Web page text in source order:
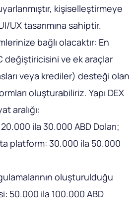
kişiselleştirmeye
UX tasarımına sahiptir.
bağlı olacaktır: En
değiştiricisini ve ek araçlar
veya krediler) desteği olan
oluşturabiliriz. Yapı DEX
aralığı:
ila 30.000 ABD Doları;
platform: 30.000 ila 50.000
oluşturulduğu
50.000 ila 100.000 ABD